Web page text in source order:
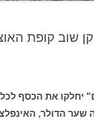
שוב קופת
יחלקו את הכסף לכל
שער הדולר,